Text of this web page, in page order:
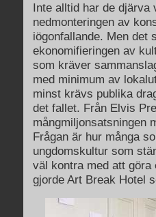
Inte alltid har de djärva
nedmonteringen av
iögonfallande. Men det
ekonomifieringen av
som kräver
med minimum av
minst krävs publika
det fallet. Från Elvis
mångmiljonsatsningen
Frågan är hur många
ungdomskultur som
väl kontra med att
gjorde Art Break Hotel